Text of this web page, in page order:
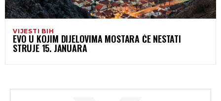
VIJESTI BIH
EVO U KOJIM DIJELOVIMA MOSTARA ĆE NESTATI
STRUJE 15. JANUARA